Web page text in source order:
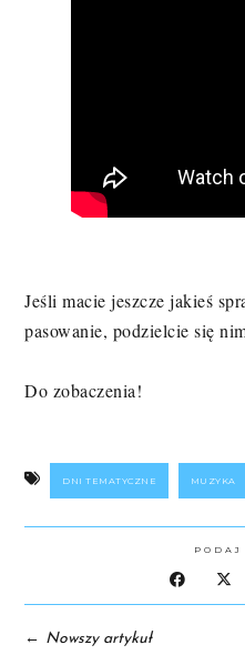
Jeśli macie jeszcze jakieś
pasowanie, podzielcie się
Do zobaczenia!
DNI TEMATYCZNE MUZYKA
← Nowszy artykuł